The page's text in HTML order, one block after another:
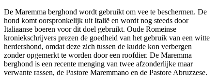
De Maremma berghond wordt gebruikt om vee te beschermen. De
hond komt oorspronkelijk uit Italië en wordt nog steeds door
Italiaanse boeren voor dit doel gebruikt. Oude Romeinse
kroniekschrijvers prezen de goedheid van het gebruik van een witte
herdershond, omdat deze zich tussen de kudde kon verbergen
zonder opgemerkt te worden door een roofdier. De Maremma
berghond is een recente menging van twee afzonderlijke maar
verwante rassen, de Pastore Maremmano en de Pastore Abruzzese.